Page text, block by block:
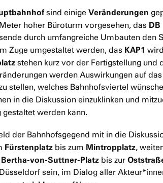
sind einige Veränderungen
hoher Büroturm vorgesehen, das DB
durch umfangreiche Umbauten
Zuge umgestaltet werden, das KAP1
stehen kurz vor der Fertigstellung und
werden Auswirkungen auf
stellen, welches Bahnhofsviertel
in die Diskussion einzuklinken und
gestaltet werden kann.
der Bahnhofsgegend mit in die
Fürstenplatz bis zum Mintropplatz,
Bertha-von-Suttner-Platz bis zur
sein, im Dialog aller